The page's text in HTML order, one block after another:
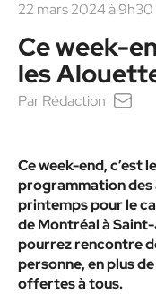
22 mars 2024 à 9h30
Ce week-
les
Par Rédaction
Ce week-end, c’est
programmation
printemps pour le
de Montréal à
pourrez rencontre
personne, en plus
offertes à tous.